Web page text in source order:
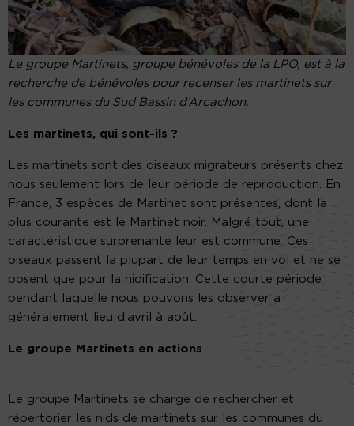
Le groupe Martinets, groupe bénévoles de la LPO, est à la
recherche de bénévoles pour recenser les martinets sur
les communes du Sud Bassin d’Arcachon.
Les martinets, qui sont-ils ?
Les martinets sont des oiseaux migrateurs présents chez
nous seulement lors de leur période de reproduction. En
France, 3 espèces de Martinet sont présentes, dont la
plus courante est le Martinet noir. Malgré tout, une
caractéristique surprenante leur est commune. Ces
oiseaux passent la plupart de leur temps en vol et ne se
posent que pour la nidification. Cette courte période
pendant laquelle nous pouvons les observer a
généralement lieu d’avril à août.
Le groupe Martinets en actions
Le groupe Martinets se charge de rechercher et
répertorier les nids de martinets sur les communes du